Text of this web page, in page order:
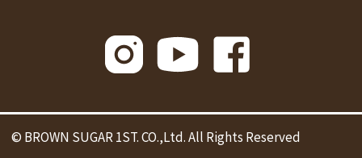
© BROWN SUGAR 1ST. CO.,Ltd. All Rights Reserved